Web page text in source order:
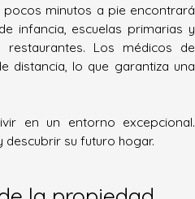
minutos a pie encontrará
infancia, escuelas primarias y
Los médicos de
distancia, lo que garantiza una
en un entorno excepcional.
su futuro hogar.